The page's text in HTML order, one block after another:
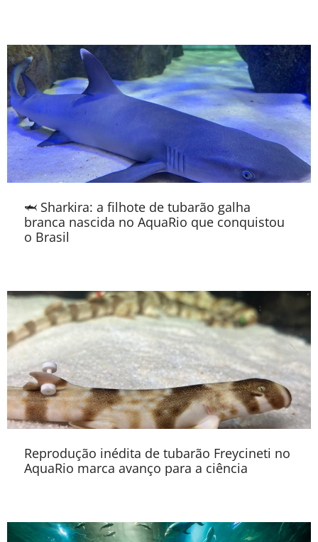
🦈 Sharkira: a filhote de tubarão galha
branca nascida no AquaRio que conquistou
o Brasil
Reprodução inédita de tubarão Freycineti no
AquaRio marca avanço para a ciência